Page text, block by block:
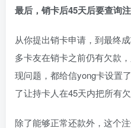
最后，销卡后45天后要查询
从你提出销卡申请，到最终
多卡友在销卡之前仍有欠款
现问题，都给信yong卡设置
了让持卡人在45天内把所有欠
除了能够正常还款外，这个